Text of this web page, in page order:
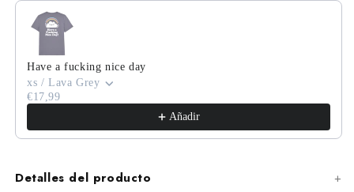
Have a fucking nice day
xs / Lava Grey
€17,99
Añadir
Detalles del productoSubscribe